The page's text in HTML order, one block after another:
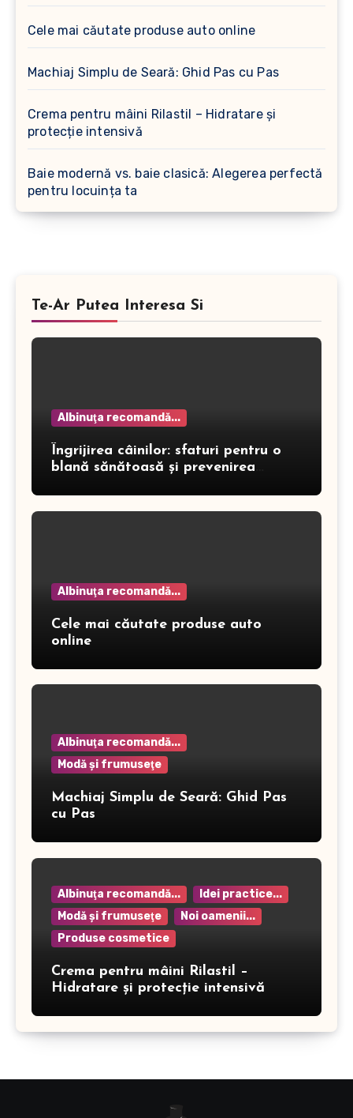
Cele mai căutate produse auto online
Machiaj Simplu de Seară: Ghid Pas cu Pas
Crema pentru mâini Rilastil – Hidratare și
protecție intensivă
Baie modernă vs. baie clasică: Alegerea perfectă
pentru locuința ta
Te-Ar Putea Interesa Si
Albinuţa recomandă...
Îngrijirea câinilor: sfaturi pentru o
blană sănătoasă și prevenirea
Albinuţa recomandă...
Cele mai căutate produse auto
online
Albinuţa recomandă...
Modă şi frumuseţe
Machiaj Simplu de Seară: Ghid Pas
cu Pas
Albinuţa recomandă...
Idei practice...
Modă şi frumuseţe
Noi oamenii...
Produse cosmetice
Crema pentru mâini Rilastil –
Hidratare și protecție intensivă